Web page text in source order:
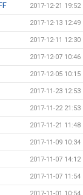
2017-12-21 19:52
2017-12-13 12:49
2017-12-11 12:30
2017-12-07 10:46
2017-12-05 10:15
2017-11-23 12:53
2017-11-22 21:53
2017-11-21 11:48
2017-11-09 10:34
2017-11-07 14:12
2017-11-07 11:54